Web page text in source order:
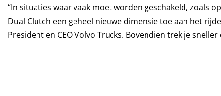
“In situaties waar vaak moet worden geschakeld, zoals
Dual Clutch een geheel nieuwe dimensie toe aan het
President en CEO Volvo Trucks. Bovendien trek je